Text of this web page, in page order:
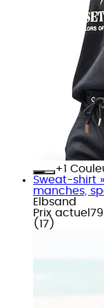
+
Sweat-shirt
manches,
Elbsand
Prix actuel
( 17 )